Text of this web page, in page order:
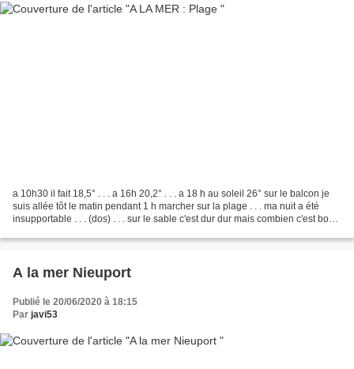
a 10h30 il fait 18,5° . . . a 16h 20,2° . . . a 18 h au soleil 26° sur le balcon je
suis allée tôt le matin pendant 1 h marcher sur la plage . . . ma nuit a été
insupportable . . . (dos) . . . sur le sable c'est dur dur mais combien c'est bon
A la mer Nieuport
Publié le 20/06/2020 à 18:15
Par javi53